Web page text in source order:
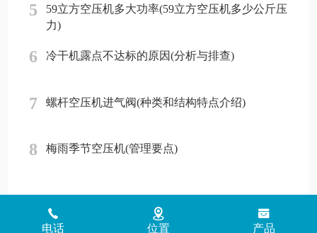
5
59立方空压机多大功率(59立方空压机多少公斤压
力)
6 冷干机露点不达标的原因(分析与排查)
7 螺杆空压机进气阀(种类和结构特点介绍)
8 梅雨季节空压机(管理要点)
电话 位置 产品
Copyright © 2018 - 2026 www.jinlingyasuoji.com
气胜智能装备（深圳）
有限公司版权所有
粤ICP备2021072975号 粤公网安备